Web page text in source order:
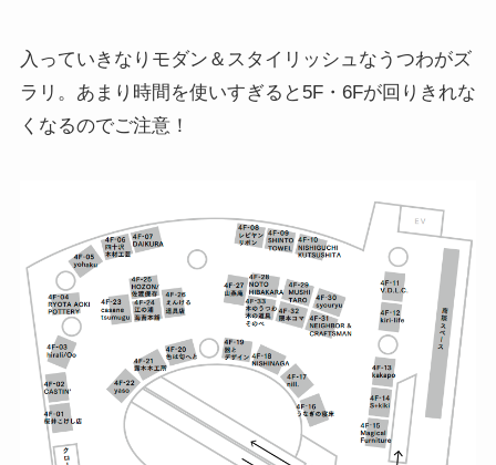
入っていきなりモダン＆スタイリッシュなうつわがズ
ラリ。あまり時間を使いすぎると5F・6Fが回りきれな
くなるのでご注意！